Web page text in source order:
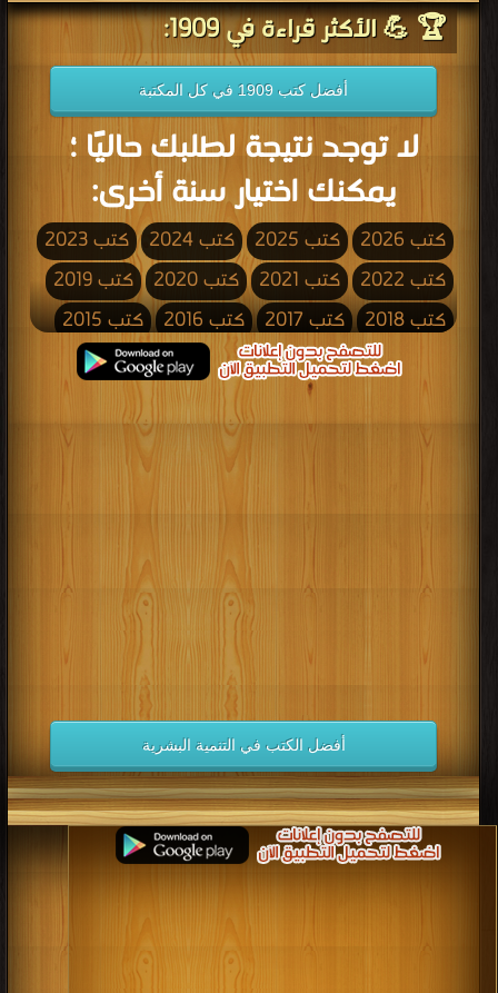
🏆 💪 الأكثر قراءة في 1909:
أفضل كتب 1909 في كل المكتبة
لا توجد نتيجة لطلبك حاليًا ؛
يمكنك اختيار سنة أخرى:
كتب 2026 كتب 2025 كتب 2024
كتب 2023
كتب 2022
كتب 2021 كتب 2020
كتب 2019
كتب 2018
كتب 2017 كتب 2016
كتب 2015
كتب 2013 كتب 2012
كتب 2011
كتب 2009 كتب 2008
كتب 2006
كتب 2005 كتب 2004
كتب 2003
كتب 2000
كتب 1992
كتب 1991
كتب 1990
كتب 1989 كتب 1988
كتب 1987
كتب 1984
كتب 1983
كتب 1980
كتب 1979
كتب 1978
كتب 1977 كتب 1976
كتب 1975
كتب 1974
كتب 1973 كتب 1972
كتب 1971
كتب 1970
كتب 1969 كتب 1968
كتب 1967
كتب 1966
كتب 1965 كتب 1964
كتب 1963
كتب 1962
كتب 1961 كتب 1960
كتب 1959
كتب 1957
كتب 1952
كتب 1951
أفضل الكتب في التنمية البشرية